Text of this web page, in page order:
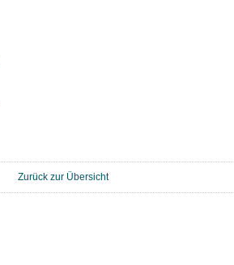
Zurück zur Übersicht